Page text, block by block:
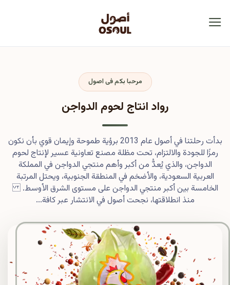
مرحبا بكم فى اصول
رواد انتاج لحوم الدواجن
بدأت رحلتنا في أصول عام 2013 برؤية طموحة وإيمان قوي بأن نكون
رمزًا للجودة والالتزام، تحت مظلة مصنع تعاونية عسير لإنتاج لحوم
الدواجن، والذي يُعدُّ من أكبر وأهم منتجي الدواجن في المملكة
العربية السعودية، والأضخم في المنطقة الجنوبية، ويحتل المرتبة
الخامسة بين أكبر منتجي الدواجن على مستوى الشرق الأوسط.
منذ انطلاقتها، نجحت أصول في الانتشار عبر كافة...